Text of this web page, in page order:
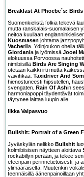
Breakfast At Phoebe´s:
Suomenkielistä folkia tekevä
mutta ranskalais-suomalaisen
neitoa kuullaan
Kuosmasen johtama
Vacherilla. Ydinjoukon ohella
Giordania ja lyömissä Jooel
elokuussa Porvoossa
nimibiisillä Birds Are Singing
otetaan kaikki irti mutta
vaivihkaa. Taxidriver And
hienostuneesti hipsutellen,
svengaten. Rain Of Ashin
harmoniapoppi täydentävät
täytynee laittaa luupin alle.
Ilkka Valpasvuo
Bullshit: Portrait of a Green
Jyväskylän nelikko Bullshit
kolmibiisisen näytteen aloittava
rockabillyn perään, ja tekee
eteenpäin perinnetietoisesti, ja
ylimääräiseltä. Muutenkin
teennäisillä äänenpainoillaan